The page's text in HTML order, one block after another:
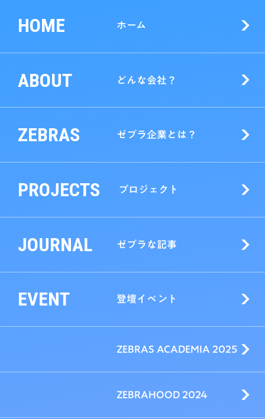
HOME ホーム
ABOUT どんな会社？
ZEBRAS ゼブラ企業とは？
PROJECTS プロジェクト
JOURNAL ゼブラな記事
EVENT 登壇イベント
ZEBRAS ACADEMIA 2025
ZEBRAHOOD 2024